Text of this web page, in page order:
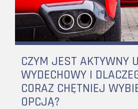
CZYM JEST AKTYWNY
WYDECHOWY I
CORAZ CHĘTNIEJ
OPCJĄ?